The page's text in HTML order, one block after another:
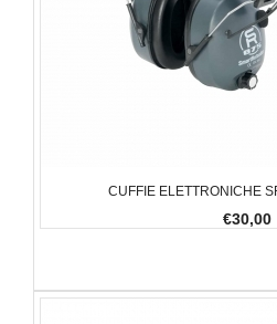
CUFFIE ELETTRONICHE
€30,00